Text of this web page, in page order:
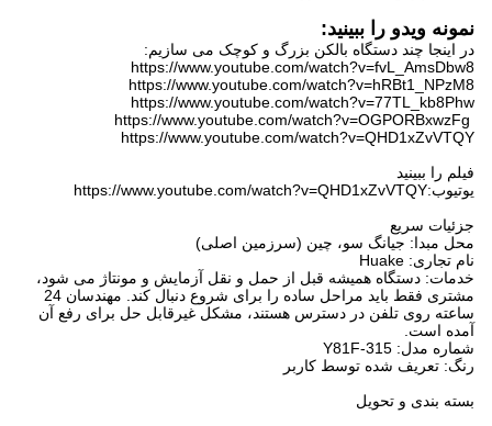
نمونه ویدو را ببینید:
در اینجا چند دستگاه بالکن بزرگ و کوچک می سازیم:
https://www.youtube.com/watch?v=fvL_AmsDbw8
https://www.youtube.com/watch?v=hRBt1_NPzM8
https://www.youtube.com/watch?v=77TL_kb8Phw
https://www.youtube.com/watch?v=OGPORBxwzFg
https://www.youtube.com/watch?v=QHD1xZvVTQY
فیلم را ببینید
یوتیوب:https://www.youtube.com/watch?v=QHD1xZvVTQY
جزئیات سریع
محل مبدا: جیانگ سو، چین (سرزمین اصلی)
نام تجاری: Huake
خدمات: دستگاه همیشه قبل از حمل و نقل آزمایش و مونتاژ می شود،
مشتری فقط باید مراحل ساده را برای شروع دنبال کند. مهندسان 24
ساعته روی تلفن در دسترس هستند، مشکل غیرقابل حل برای رفع آن
آمده است.
شماره مدل: Y81F-315
رنگ: تعریف شده توسط کاربر
بسته بندی و تحویل